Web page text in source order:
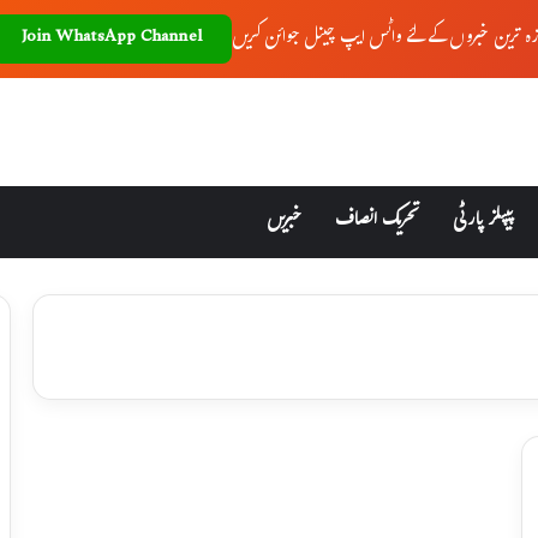
ترین خبروں کے لئے واٹس ایپ چینل جوائن کریں Join WhatsApp Channel
پیپلز پارٹی تحریک انصاف خبریں